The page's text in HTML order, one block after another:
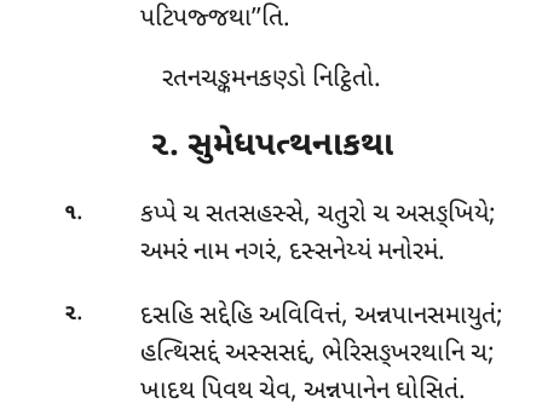
પટિપજ્જથા’’તિ.
રતનચઙ્કમનકણ્ડો નિટ્ઠિતો.
૨. સુમેધપત્થનાકથા
૧. કપ્પેચ સતસહસ્સે, ચતુરો ચ અસઙ્ખિયે;
અમરં નામ નગરં, દસ્સનેય્યં મનોરમં.
૨.
દસહિ સદ્દેહિ અવિવિત્તં, અન્નપાનસમાયુતં;
હત્થિસદ્દં અસ્સસદ્દં, ભેરિસઙ્ખરથાનિ ચ;
ખાદથ પિવથ ચેવ, અન્નપાનેન ઘોસિતં.